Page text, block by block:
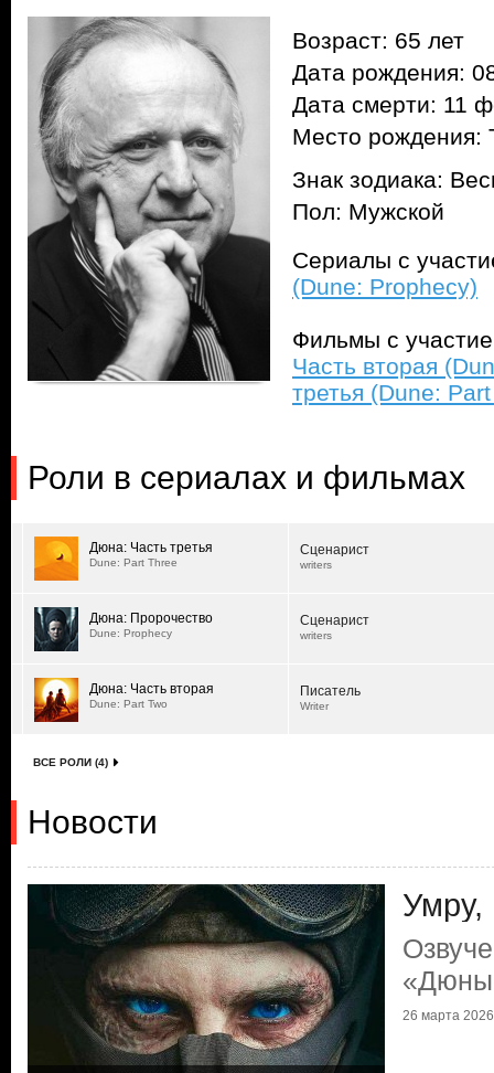
Возраст: 65 лет
Дата рождения:
Дата смерти: 11
Место
Знак зодиака:
Пол: Мужской
Сериалы с
(Dune: Prophecy)
Фильмы с
Часть вторая
третья (Dune:
Роли в сериалах и фильмах
Дюна: Часть третья
Dune: Part Three
Сценарист
writers
Дюна: Пророчество
Dune: Prophecy
Сценарист
writers
Дюна: Часть вторая
Dune: Part Two
Писатель
Writer
ВСЕ РОЛИ (4)
Новости
Умру,
26 марта 2026